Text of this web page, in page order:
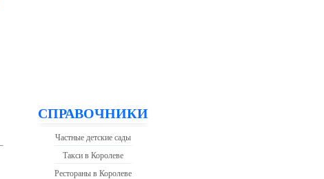
СПРАВОЧНИКИ
Частные детские сады
Такси в Королеве
Рестораны в Королеве